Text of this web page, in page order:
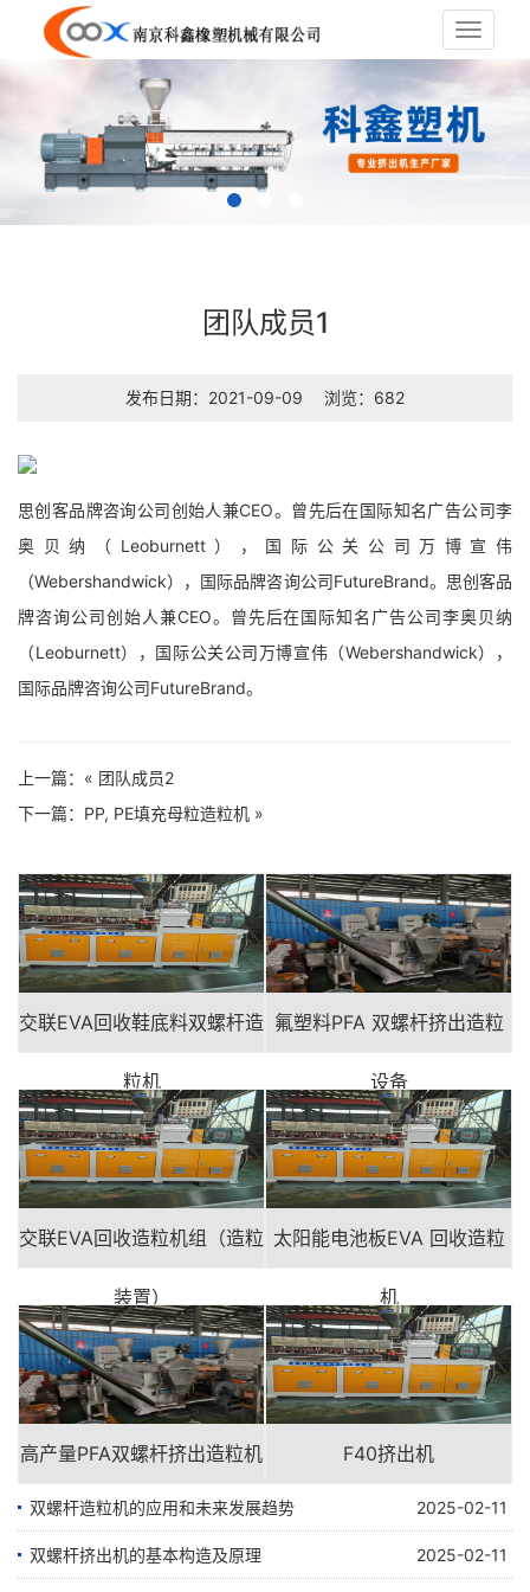
Toggle
团队成员1
发布日期：2021-09-09 浏览：682
思创客品牌咨询公司创始人兼CEO。曾先后在国际知名广告公司李
奥贝纳（Leoburnett），国际公关公司万博宣伟
（Webershandwick），国际品牌咨询公司FutureBrand。思创客品
牌咨询公司创始人兼CEO。曾先后在国际知名广告公司李奥贝纳
（Leoburnett），国际公关公司万博宣伟（Webershandwick），
国际品牌咨询公司FutureBrand。
上一篇：« 团队成员2
下一篇： PP, PE填充母粒造粒机 »
交联EVA回收鞋底料双螺杆造
粒机
氟塑料PFA 双螺杆挤出造粒
设备
交联EVA回收造粒机组（造粒
装置）
太阳能电池板EVA 回收造粒
机
高产量PFA双螺杆挤出造粒机 F40挤出机
双螺杆造粒机的应用和未来发展趋势 2025-02-11
双螺杆挤出机的基本构造及原理 2025-02-11